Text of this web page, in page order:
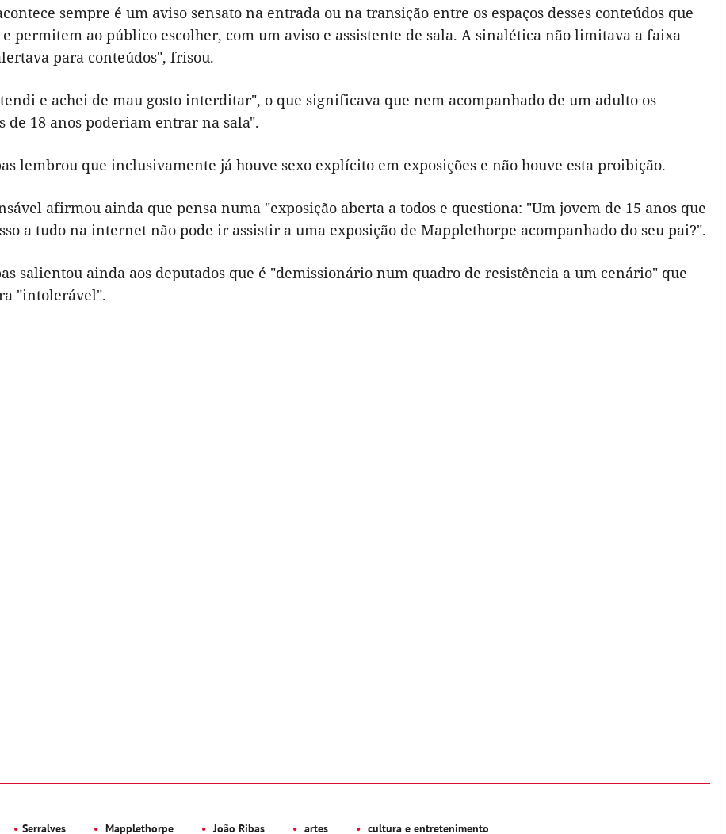
sempre é um aviso sensato na entrada ou na transição entre os espaços desses conteúdos que
permitem ao público escolher, com um aviso e assistente de sala. A sinalética não limitava a faixa
para conteúdos", frisou.
e achei de mau gosto interditar", o que significava que nem acompanhado de um adulto os
de 18 anos poderiam entrar na sala".
lembrou que inclusivamente já houve sexo explícito em exposições e não houve esta proibição.
afirmou ainda que pensa numa "exposição aberta a todos e questiona: "Um jovem de 15 anos que
a tudo na internet não pode ir assistir a uma exposição de Mapplethorpe acompanhado do seu pai?".
salientou ainda aos deputados que é "demissionário num quadro de resistência a um cenário" que
"intolerável".
Serralves Mapplethorpe João Ribas artes cultura e entretenimento